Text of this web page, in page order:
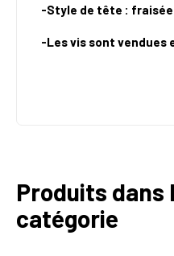
-Style de tête :
-Les vis sont vendues
Produits dans
catégorie